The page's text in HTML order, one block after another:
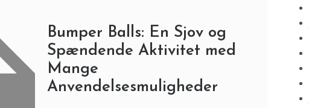
Bumper Balls: En Sjov og
Spændende Aktivitet med
Mange
Anvendelsesmuligheder